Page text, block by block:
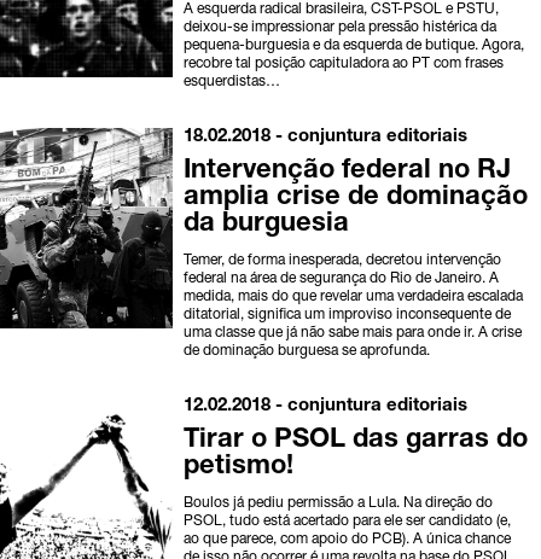
A esquerda radical brasileira, CST-PSOL e PSTU,
deixou-se impressionar pela pressão histérica da
pequena-burguesia e da esquerda de butique. Agora,
recobre tal posição capituladora ao PT com frases
esquerdistas…
18.02.2018 -conjuntura editoriais
Intervenção federal no RJ
amplia crise de dominação
da burguesia
Temer, de forma inesperada, decretou intervenção
federal na área de segurança do Rio de Janeiro. A
medida, mais do que revelar uma verdadeira escalada
ditatorial, significa um improviso inconsequente de
uma classe que já não sabe mais para onde ir. A crise
de dominação burguesa se aprofunda.
12.02.2018 -conjuntura editoriais
Tirar o PSOL das garras do
petismo!
Boulos já pediu permissão a Lula. Na direção do
PSOL, tudo está acertado para ele ser candidato (e,
ao que parece, com apoio do PCB). A única chance